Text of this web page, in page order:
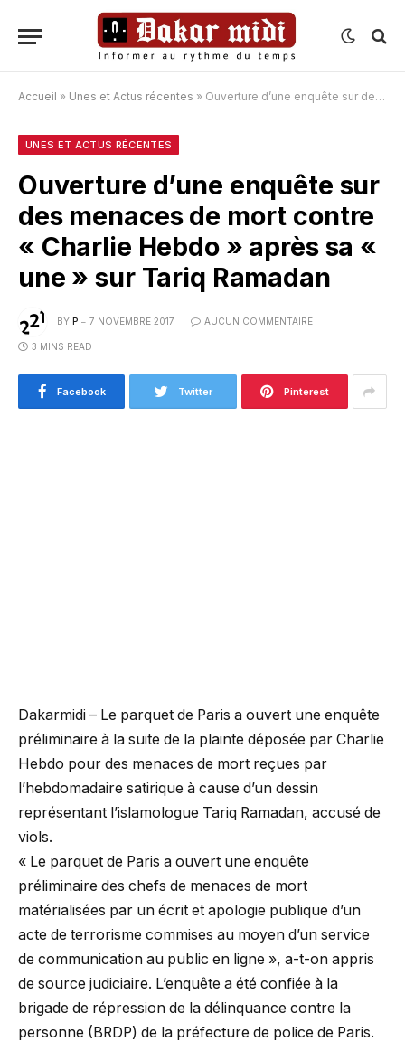
Accueil » Unes et Actus récentes » Ouverture d’une enquête sur des menaces de mort contre « Charlie Hebdo » après sa « une » sur Tariq Ramadan
UNES ET ACTUS RÉCENTES
Ouverture d’une enquête sur
des menaces de mort contre
« Charlie Hebdo » après sa «
une » sur Tariq Ramadan
BY P 7 NOVEMBRE 2017 AUCUN COMMENTAIRE
3 MINS READ
Facebook Twitter Pinterest
Dakarmidi – Le parquet de Paris a ouvert une enquête
préliminaire à la suite de la plainte déposée par Charlie
Hebdo pour des menaces de mort reçues par
l’hebdomadaire satirique à cause d’un dessin
représentant l’islamologue Tariq Ramadan, accusé de
viols.
« Le parquet de Paris a ouvert une enquête
préliminaire des chefs de menaces de mort
matérialisées par un écrit et apologie publique d’un
acte de terrorisme commises au moyen d’un service
de communication au public en ligne », a-t-on appris
de source judiciaire. L’enquête a été confiée à la
brigade de répression de la délinquance contre la
personne (BRDP) de la préfecture de police de Paris.